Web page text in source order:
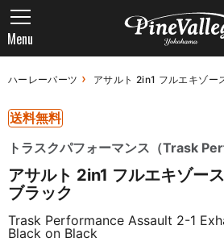
Menu
ハーレーパーツ アサルト 2in1 フルエキゾー
送料無料
トラスクパフォーマンス（Trask
アサルト 2in1 フルエキゾー
ブラック
Trask Performance Assault 2-1
Black on Black